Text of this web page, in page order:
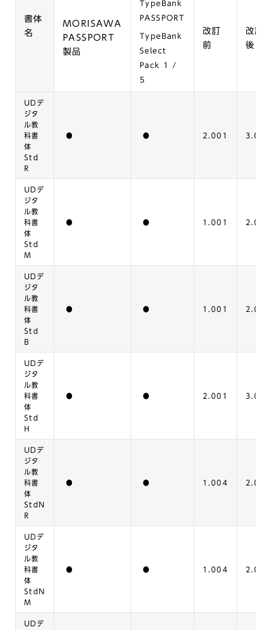
書体
名
MORISAWA
PASSPORT
製品
TypeBank
PASSPORT
TypeBank
Select
Pack 1 /
5
改訂
前
改訂
後
UDデ
ジタ
ル教
科書
体
Std
R
● ● 2.001 3.000
UDデ
ジタ
ル教
科書
体
Std
M
● ● 1.001 2.000
UDデ
ジタ
ル教
科書
体
Std
B
● ● 1.001 2.000
UDデ
ジタ
ル教
科書
体
Std
H
● ● 2.001 3.000
UDデ
ジタ
ル教
科書
体
StdN
R
● ● 1.004 2.000
UDデ
ジタ
ル教
科書
体
StdN
M
● ● 1.004 2.000
UDデ